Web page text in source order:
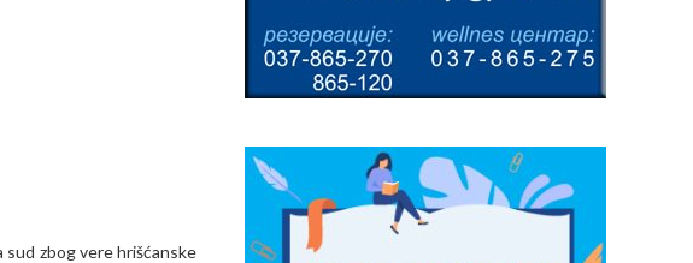
sud zbog vere hrišćanske